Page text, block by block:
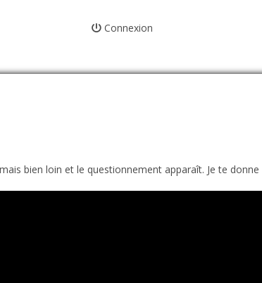
Connexion
bien loin et le questionnement apparaît. Je te